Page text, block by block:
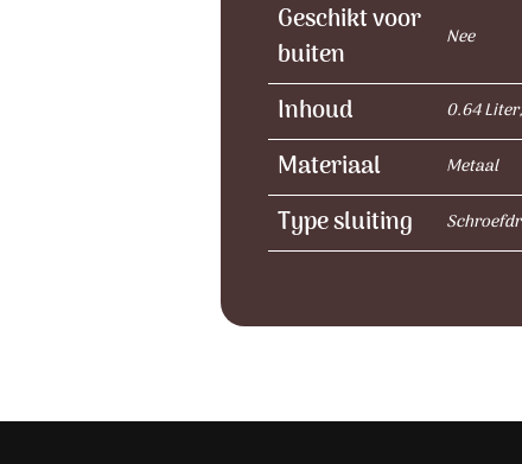
Geschikt voor
buiten
Nee
Inhoud 0.64
Materiaal Metaal
Type sluiting